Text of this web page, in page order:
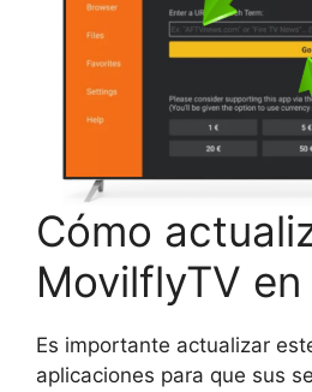
Cómo
MovilflyTV
Es importante actualizar
aplicaciones para que sus